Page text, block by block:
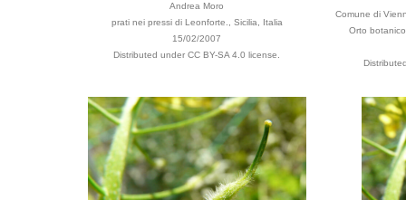
Andrea Moro
prati nei pressi di Leonforte., Sicilia, Italia
15/02/2007
Distributed under CC BY-SA 4.0 license.
Comune di
Orto